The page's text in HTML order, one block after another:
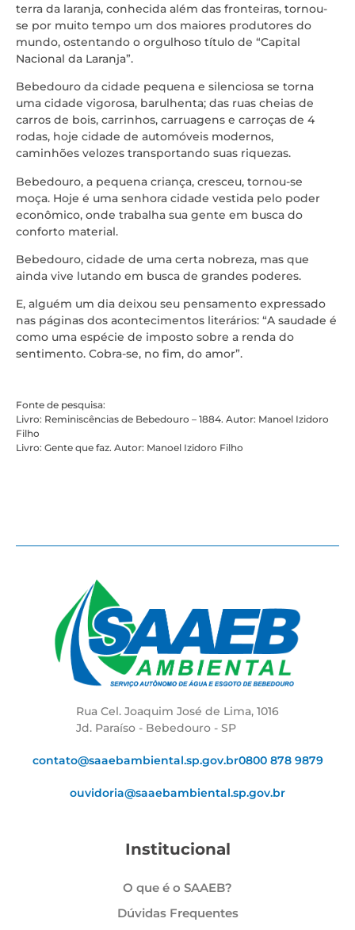
terra da laranja, conhecida além das fronteiras, tornou-
se por muito tempo um dos maiores produtores do
mundo, ostentando o orgulhoso título de “Capital
Nacional da Laranja”.
Bebedouro da cidade pequena e silenciosa se torna
uma cidade vigorosa, barulhenta; das ruas cheias de
carros de bois, carrinhos, carruagens e carroças de 4
rodas, hoje cidade de automóveis modernos,
caminhões velozes transportando suas riquezas.
Bebedouro, a pequena criança, cresceu, tornou-se
moça. Hoje é uma senhora cidade vestida pelo poder
econômico, onde trabalha sua gente em busca do
conforto material.
Bebedouro, cidade de uma certa nobreza, mas que
ainda vive lutando em busca de grandes poderes.
E, alguém um dia deixou seu pensamento expressado
nas páginas dos acontecimentos literários: “A saudade é
como uma espécie de imposto sobre a renda do
sentimento. Cobra-se, no fim, do amor”.
Fonte de pesquisa:
Livro: Reminiscências de Bebedouro – 1884. Autor: Manoel Izidoro
Filho
Livro: Gente que faz. Autor: Manoel Izidoro Filho
Rua Cel. Joaquim José de Lima, 1016
Jd. Paraíso - Bebedouro - SP
contato@saaebambiental.sp.gov.br0800 878 9879
ouvidoria@saaebambiental.sp.gov.br
Institucional
O que é o SAAEB?
Dúvidas Frequentes